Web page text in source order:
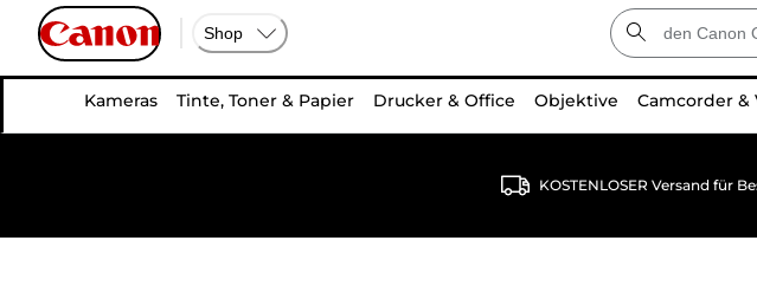
Shop
Kameras Tinte, Toner & Papier Drucker & Office Objektive Camcorder &
KOSTENLOSER Versand für